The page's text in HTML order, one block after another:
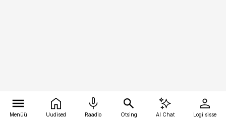
Menüü Uudised Raadio Otsing AI Chat Logi sisse